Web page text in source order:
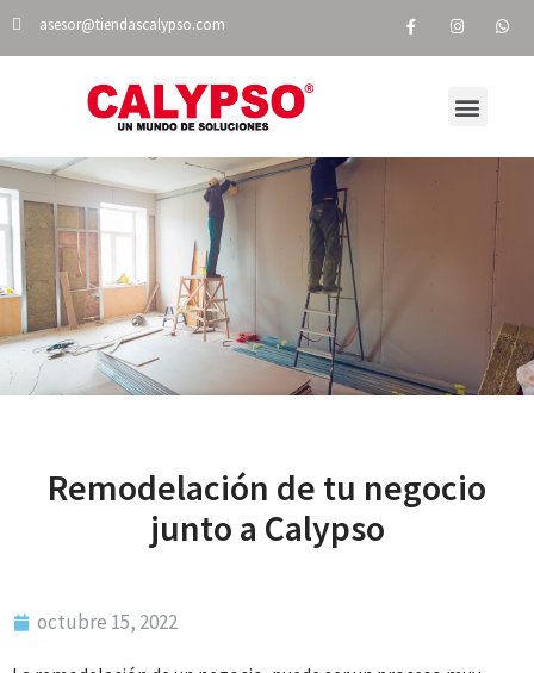
asesor@tiendascalypso.com
Remodelación de tu negocio
junto a Calypso
octubre 15, 2022